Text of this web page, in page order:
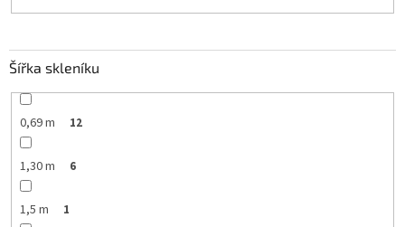
Šířka skleníku
0,69 m 12
1,30 m 6
1,5 m 1